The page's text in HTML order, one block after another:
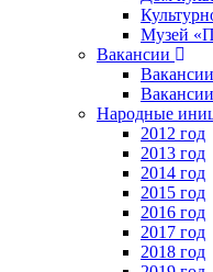
Музей
Вакансии
Народные
2012 год
2013 год
2014 год
2015 год
2016 год
2017 год
2018 год